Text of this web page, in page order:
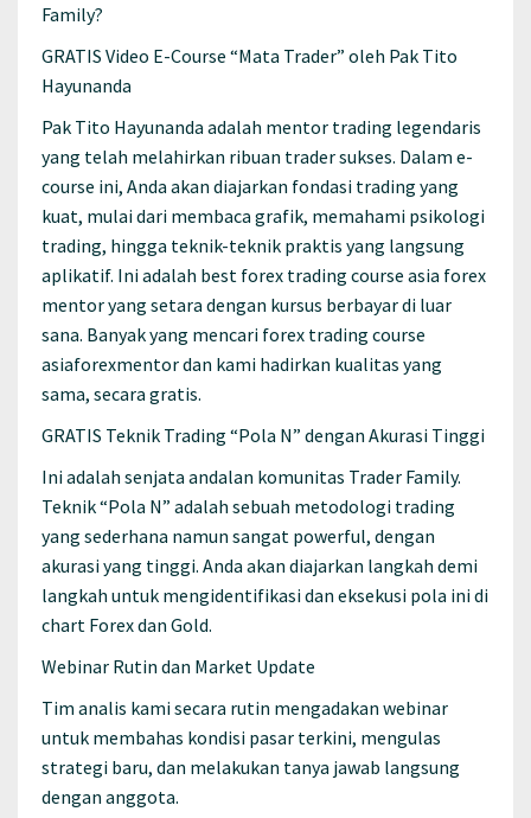
Family?
GRATIS Video E-Course “Mata Trader” oleh Pak Tito
Hayunanda
Pak Tito Hayunanda adalah mentor trading legendaris
yang telah melahirkan ribuan trader sukses. Dalam e-
course ini, Anda akan diajarkan fondasi trading yang
kuat, mulai dari membaca grafik, memahami psikologi
trading, hingga teknik-teknik praktis yang langsung
aplikatif. Ini adalah best forex trading course asia forex
mentor yang setara dengan kursus berbayar di luar
sana. Banyak yang mencari forex trading course
asiaforexmentor dan kami hadirkan kualitas yang
sama, secara gratis.
GRATIS Teknik Trading “Pola N” dengan Akurasi Tinggi
Ini adalah senjata andalan komunitas Trader Family.
Teknik “Pola N” adalah sebuah metodologi trading
yang sederhana namun sangat powerful, dengan
akurasi yang tinggi. Anda akan diajarkan langkah demi
langkah untuk mengidentifikasi dan eksekusi pola ini di
chart Forex dan Gold.
Webinar Rutin dan Market Update
Tim analis kami secara rutin mengadakan webinar
untuk membahas kondisi pasar terkini, mengulas
strategi baru, dan melakukan tanya jawab langsung
dengan anggota.